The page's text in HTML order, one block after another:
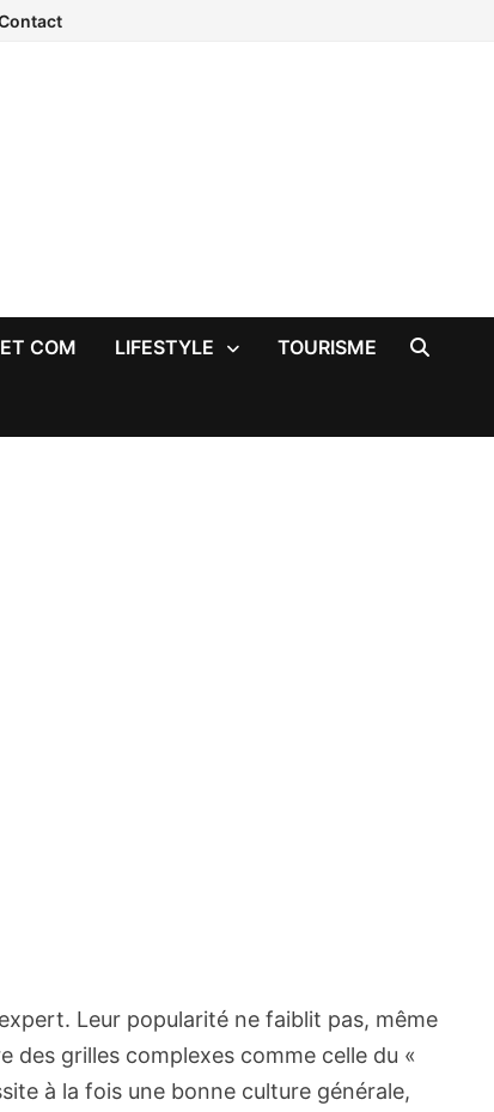
COM LIFESTYLE TOURISME
Leur popularité ne faiblit pas, même
des grilles complexes comme celle du «
à la fois une bonne culture générale,